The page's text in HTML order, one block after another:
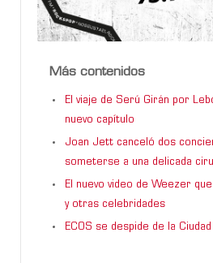
Más contenidos
El viaje de Serú Girán por
nuevo capítulo
Joan Jett canceló dos
someterse a una delicada
El nuevo video de Weezer
y otras celebridades
ECOS se despide de la